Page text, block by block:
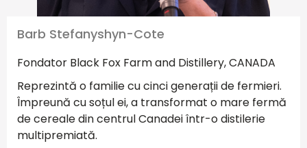
Barb Stefanyshyn-Cote
Fondator Black Fox Farm and Distillery, CANADA
Reprezintă o familie cu cinci generații de fermieri.
Împreună cu soțul ei, a transformat o mare fermă
de cereale din centrul Canadei într-o distilerie
multipremiată.